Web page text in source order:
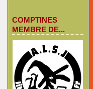
COMPTINES
MEMBRE DE...